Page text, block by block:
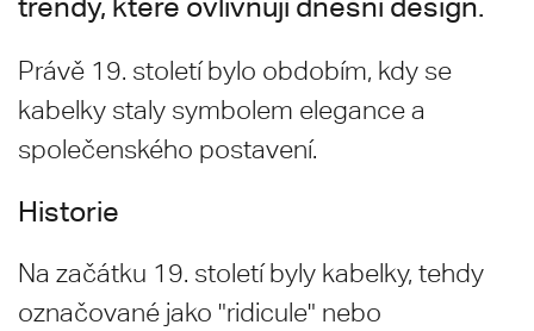
Právě 19. století bylo obdobím, kdy se
kabelky staly symbolem elegance a
společenského postavení.
Historie
Na začátku 19. století byly kabelky, tehdy
označované jako "ridicule" nebo